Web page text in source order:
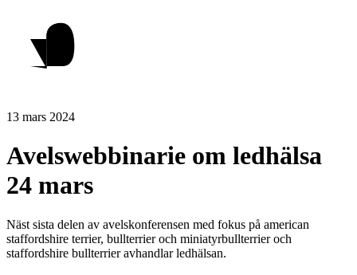
13 mars 2024
Avelswebbinarie om ledhälsa
24 mars
Näst sista delen av avelskonferensen med fokus på american
staffordshire terrier, bullterrier och miniatyrbullterrier och
staffordshire bullterrier avhandlar ledhälsan.